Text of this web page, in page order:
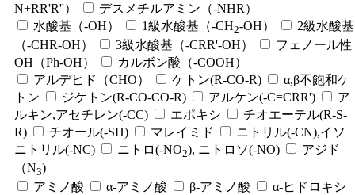
N+RR'R''）
デスメチルアミン（-NHR）
水酸基（-OH）
1級水酸基（-CH2-OH）
2級水酸基
（-CHR-OH）
3級水酸基（-CRR'-OH）
フェノール性
OH（Ph-OH）
カルボン酸（-COOH）
アルデヒド（CHO）
ケトン(R-CO-R)
α,β不飽和ケ
トン
ジケトン(R-CO-CO-R) アルケン(-C=CRR')
ア
ルキン,アセチレン(-CC)
エポキシ
チオエーテル(R-S-
R)
チオール(-SH) マレイミド
ニトリル(-CN),イソ
ニトリル(-NC)
ニトロ(-NO2), ニトロソ(-NO)
アジド
（N3)
アミノ酸
α-アミノ酸 β-アミノ酸
α-ヒドロキシ